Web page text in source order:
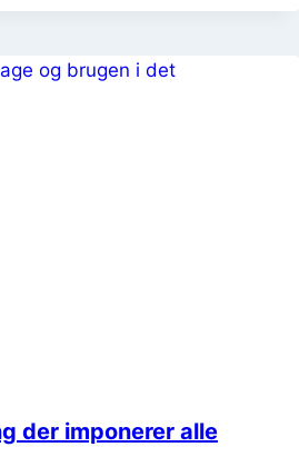
der imponerer alle